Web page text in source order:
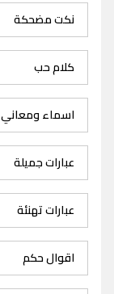
نكت مضحكة
كلام حب
اسماء ومعاني
عبارات جميلة
عبارات تهنئة
اقوال حكم